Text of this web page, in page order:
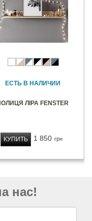
ЕСТЬ В НАЛИЧИИ
ЛІРА FENSTER
1 850 грн
КУПИТЬ
нас!